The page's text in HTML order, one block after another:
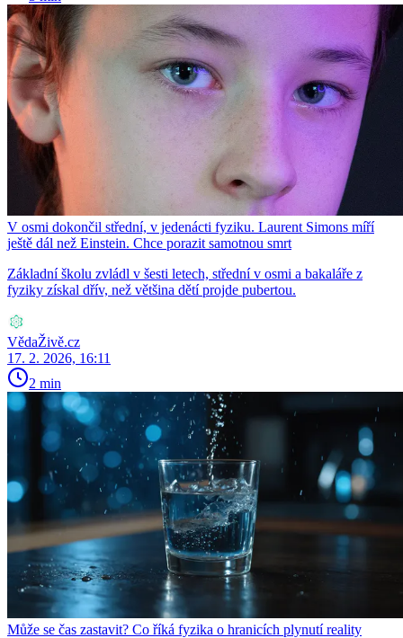
V osmi dokončil střední, v jedenácti fyziku. Laurent Simons míří
ještě dál než Einstein. Chce porazit samotnou smrt
Základní školu zvládl v šesti letech, střední v osmi a bakaláře z
fyziky získal dřív, než většina dětí projde pubertou.
VědaŽivě.cz
17. 2. 2026, 16:11
2 min
Může se čas zastavit? Co říká fyzika o hranicích plynutí reality